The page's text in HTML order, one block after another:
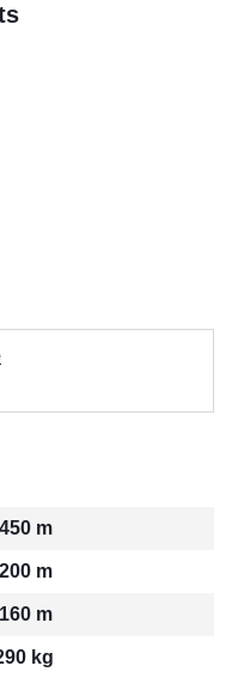
m
m
m
kg